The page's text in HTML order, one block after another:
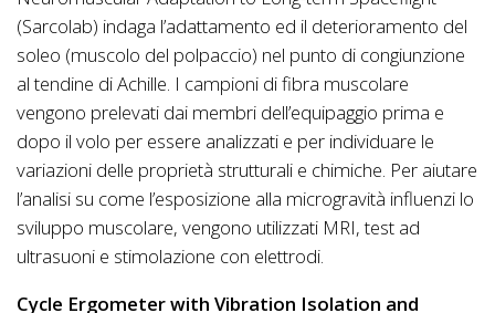
(Sarcolab) indaga l’adattamento ed il deterioramento del
soleo (muscolo del polpaccio) nel punto di congiunzione
al tendine di Achille. I campioni di fibra muscolare
vengono prelevati dai membri dell’equipaggio prima e
dopo il volo per essere analizzati e per individuare le
variazioni delle proprietà strutturali e chimiche. Per aiutare
l’analisi su come l’esposizione alla microgravità influenzi lo
sviluppo muscolare, vengono utilizzati MRI, test ad
ultrasuoni e stimolazione con elettrodi.
Cycle Ergometer with Vibration Isolation and